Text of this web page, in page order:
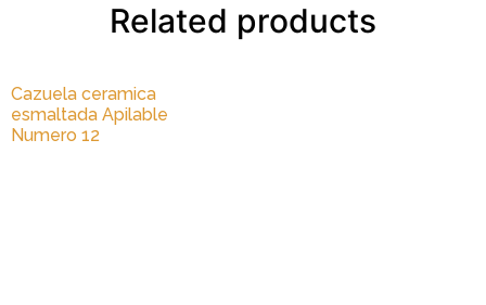
Related products
Cazuela ceramica
esmaltada Apilable
Numero 12